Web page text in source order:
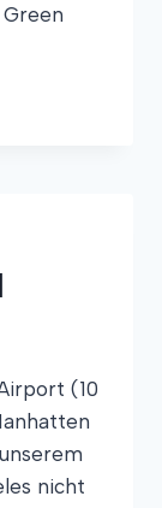
(10
nicht